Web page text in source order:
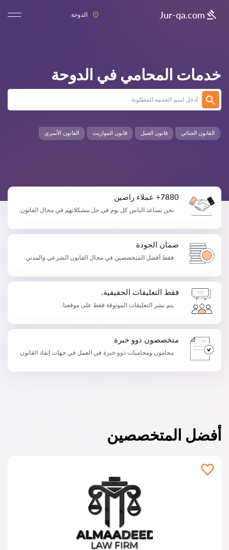
Jur-qa.com الدوحة
خدمات المحامي في الدوحة
القانون الأسري القانون الجنائي قانون العمل قانون المواريث
7880+ عملاء راضين
نحن نساعد الناس كل يوم في حل مشكلاتهم في مجال القانون.
ضمان الجودة
فقط أفضل المتخصصين في مجال القانون الشرعي والمدني.
فقط التعليقات الحقيقية.
يتم نشر التعليقات الموثوقة فقط على موقعنا.
متخصصون ذوو خبرة
محامون ومحاميات ذوو خبرة في العمل في جهات إنفاذ القانون
أفضل المتخصصين